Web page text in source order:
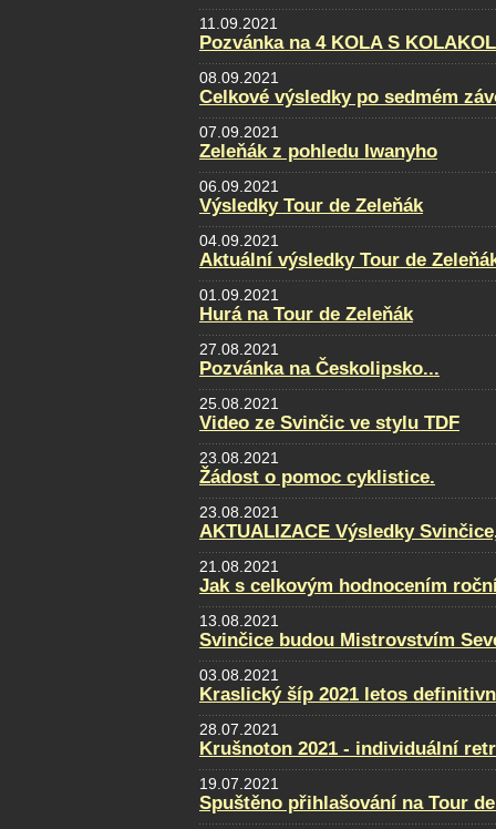
11.09.2021
Pozvánka na 4 KOLA S
08.09.2021
Celkové výsledky po sedmém
07.09.2021
Zeleňák z pohledu Iwanyho
06.09.2021
Výsledky Tour de Zeleňák
04.09.2021
Aktuální výsledky Tour de
01.09.2021
Hurá na Tour de Zeleňák
27.08.2021
Pozvánka na Českolipsko...
25.08.2021
Video ze Svinčic ve stylu TDF
23.08.2021
Žádost o pomoc cyklistice.
23.08.2021
AKTUALIZACE Výsledky
21.08.2021
Jak s celkovým hodnocením
13.08.2021
Svinčice budou Mistrovstvím
03.08.2021
Kraslický šíp 2021 letos
28.07.2021
Krušnoton 2021 - individuální
19.07.2021
Spuštěno přihlašování na Tour